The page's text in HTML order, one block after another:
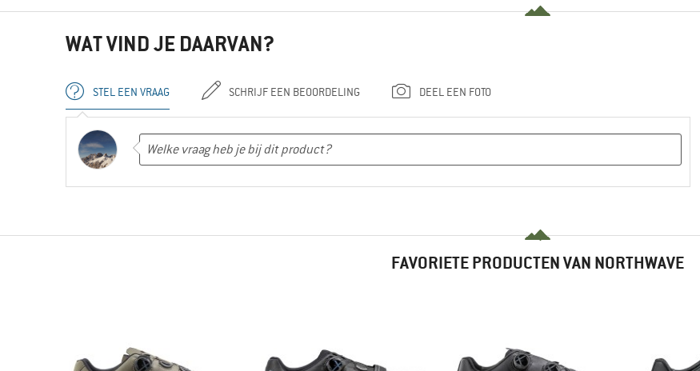
WAT VIND JE DAARVAN?
STEL EEN VRAAG SCHRIJF EEN BEOORDELING DEEL EEN FOTO
FAVORIETE PRODUCTEN VAN NORTHWAVE